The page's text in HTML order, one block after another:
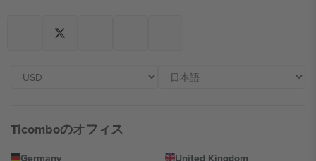
Ticomboのオフィス
Germany
United Kingdom